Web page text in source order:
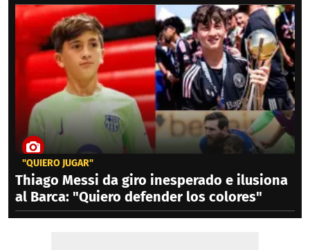
"QUIERO JUGAR"
Thiago Messi da giro inesperado e ilusiona
al Barca: "Quiero defender los colores"